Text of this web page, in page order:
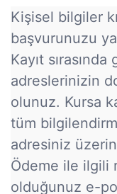
Kişisel bilgiler
başvurunuzu
Kayıt
adreslerinizin
olunuz. Kursa
tüm
adresiniz
Ödeme ile ilgili
olduğunuz e-